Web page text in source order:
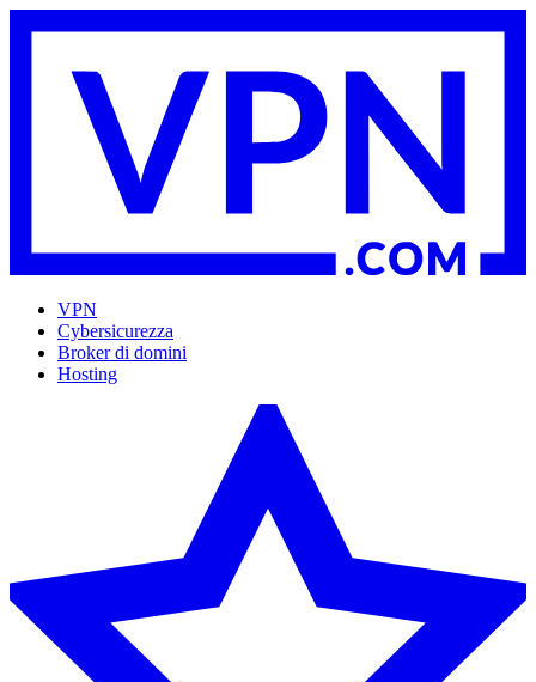
VPN
Cybersicurezza
Broker di domini
Hosting